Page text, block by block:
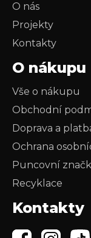
O nás
Projekty
Kontakty
O nákupu
Vše o nákupu
Obchodní
Doprava a
Ochrana
Puncovní
Recyklace
Kontakty